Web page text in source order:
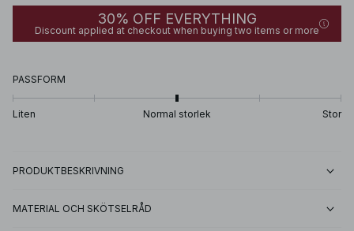
30% OFF EVERYTHING
Discount applied at checkout when buying two items or more
PASSFORM
Liten Normal storlek Stor
PRODUKTBESKRIVNING
MATERIAL OCH SKÖTSELRÅD